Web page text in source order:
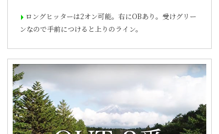
ロングヒッターは2オン可能。右にOBあり。受けグリー
ンなので手前につけると上りのライン。